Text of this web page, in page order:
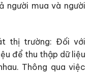
người mua và người
thị trường: Đối với
để thu thập dữ liệu
Thông qua việc